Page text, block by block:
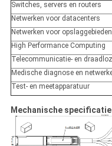
Switches, servers en routers
Netwerken voor datacenters
Netwerken voor opslaggebieden
High Performance Computing
Telecommunicatie- en
Medische diagnose en
Test- en meetapparatuur
Mechanische